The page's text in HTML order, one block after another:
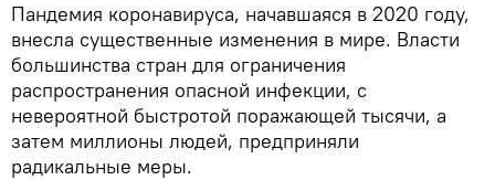
Пандемия коронавируса, начавшаяся в 2020 году,
внесла существенные изменения в мире. Власти
большинства стран для ограничения
распространения опасной инфекции, с
невероятной быстротой поражающей тысячи, а
затем миллионы людей, предприняли
радикальные меры.